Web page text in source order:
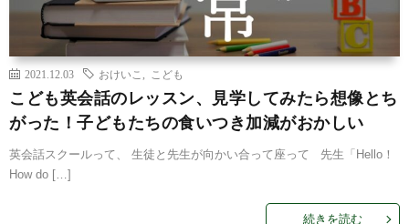
2021.12.03 おけいこ こども
こども英会話のレッスン、見学してみたら想像とち
がった！子どもたちの食いつき加減がおかしい
英会話スクールって、 生徒と先生が向かい合って座って 先生「Hello！
How do […]
続きを読む